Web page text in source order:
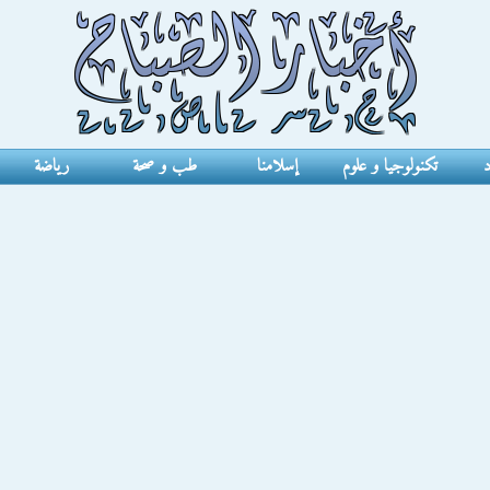
تكنولوجيا و علوم إسلامنا طب و صحة رياضة